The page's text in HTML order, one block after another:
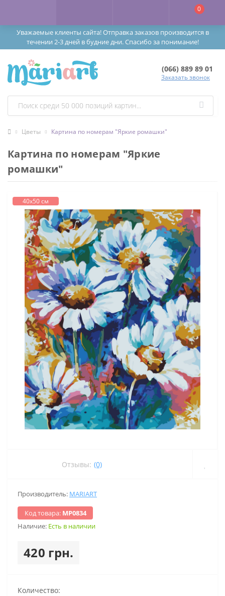
Уважаемые клиенты сайта! Отправка заказов производится в
течении 2-3 дней в будние дни. Спасибо за понимание!
0
(066) 889 89 01
Заказать звонок
Цветы Картина по номерам "Яркие ромашки"
Картина по номерам "Яркие
ромашки"
40х50 см
Отзывы: (0)
Производитель: MARIART
Код товара: МР0834
Наличие: Есть в наличии
420 грн.
Количество: